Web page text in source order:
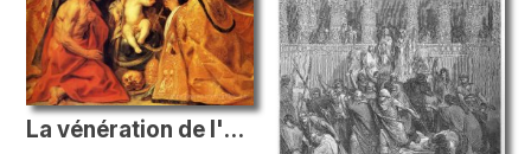
La vénération de l'Eucharistie